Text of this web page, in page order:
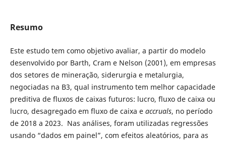
Resumo
Este estudo tem como objetivo avaliar, a partir do modelo
desenvolvido por Barth, Cram e Nelson (2001), em empresas
dos setores de mineração, siderurgia e metalurgia,
negociadas na B3, qual instrumento tem melhor capacidade
preditiva de fluxos de caixas futuros: lucro, fluxo de caixa ou
lucro, desagregado em fluxo de caixa e accruals, no período
de 2018 a 2023. Nas análises, foram utilizadas regressões
usando “dados em painel”, com efeitos aleatórios, para as